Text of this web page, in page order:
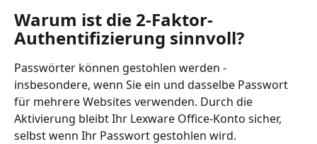
Warum ist die 2-Faktor-
Authentifizierung sinnvoll?
Passwörter können gestohlen werden -
insbesondere, wenn Sie ein und dasselbe Passwort
für mehrere Websites verwenden. Durch die
Aktivierung bleibt Ihr Lexware Office-Konto sicher,
selbst wenn Ihr Passwort gestohlen wird.